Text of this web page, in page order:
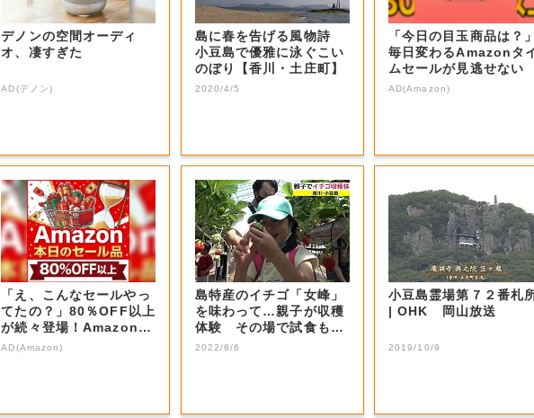
デノンの空間オーディ
オ、凄すぎた
AD(デノン)
島に春を告げる風物詩
小豆島で優雅に泳ぐこい
のぼり【香川・土庄町】
2020/4/5
「今日の目玉商品は？
毎日変わるAmazonタ
ムセールが見逃せない
AD(Amazon)
「え、こんなセールやっ
てたの？」80％OFF以上
が続々登場！Amazonの
本気が...
AD(Amazon)
島特産のイチゴ「女峰」
を味わって…親子が収穫
体験 その場で試食も
【香川・土庄町】
2022/6/6
小豆島霊場第７２番札
| OHK 岡山放送
2019/10/9